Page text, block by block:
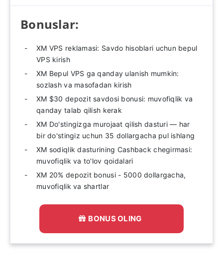
Bonuslar:
XM VPS reklamasi: Savdo hisoblari uchun bepul
VPS kirish
XM Bepul VPS ga qanday ulanish mumkin:
sozlash va masofadan kirish
XM $30 depozit savdosi bonusi: muvofiqlik va
qanday talab qilish kerak
XM Do'stingizga murojaat qilish dasturi — har
bir do'stingiz uchun 35 dollargacha pul ishlang
XM sodiqlik dasturining Cashback chegirmasi:
muvofiqlik va to'lov qoidalari
XM 20% depozit bonusi - 5000 dollargacha,
muvofiqlik va shartlar
BONUS OLING